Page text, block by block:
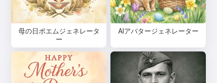
母の日ポエムジェネレータ
ー
AIアバタージェネレーター